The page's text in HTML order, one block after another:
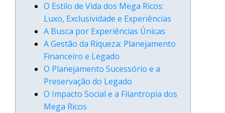
O Estilo de Vida dos Mega Ricos:
Luxo, Exclusividade e Experiências
A Busca por Experiências Únicas
A Gestão da Riqueza: Planejamento
Financeiro e Legado
O Planejamento Sucessório e a
Preservação do Legado
O Impacto Social e a Filantropia dos
Mega Ricos